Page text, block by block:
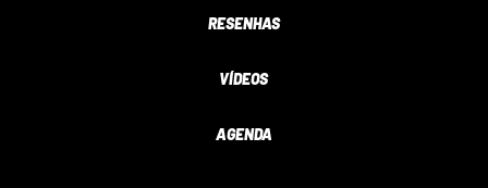
RESENHAS
VÍDEOS
AGENDA